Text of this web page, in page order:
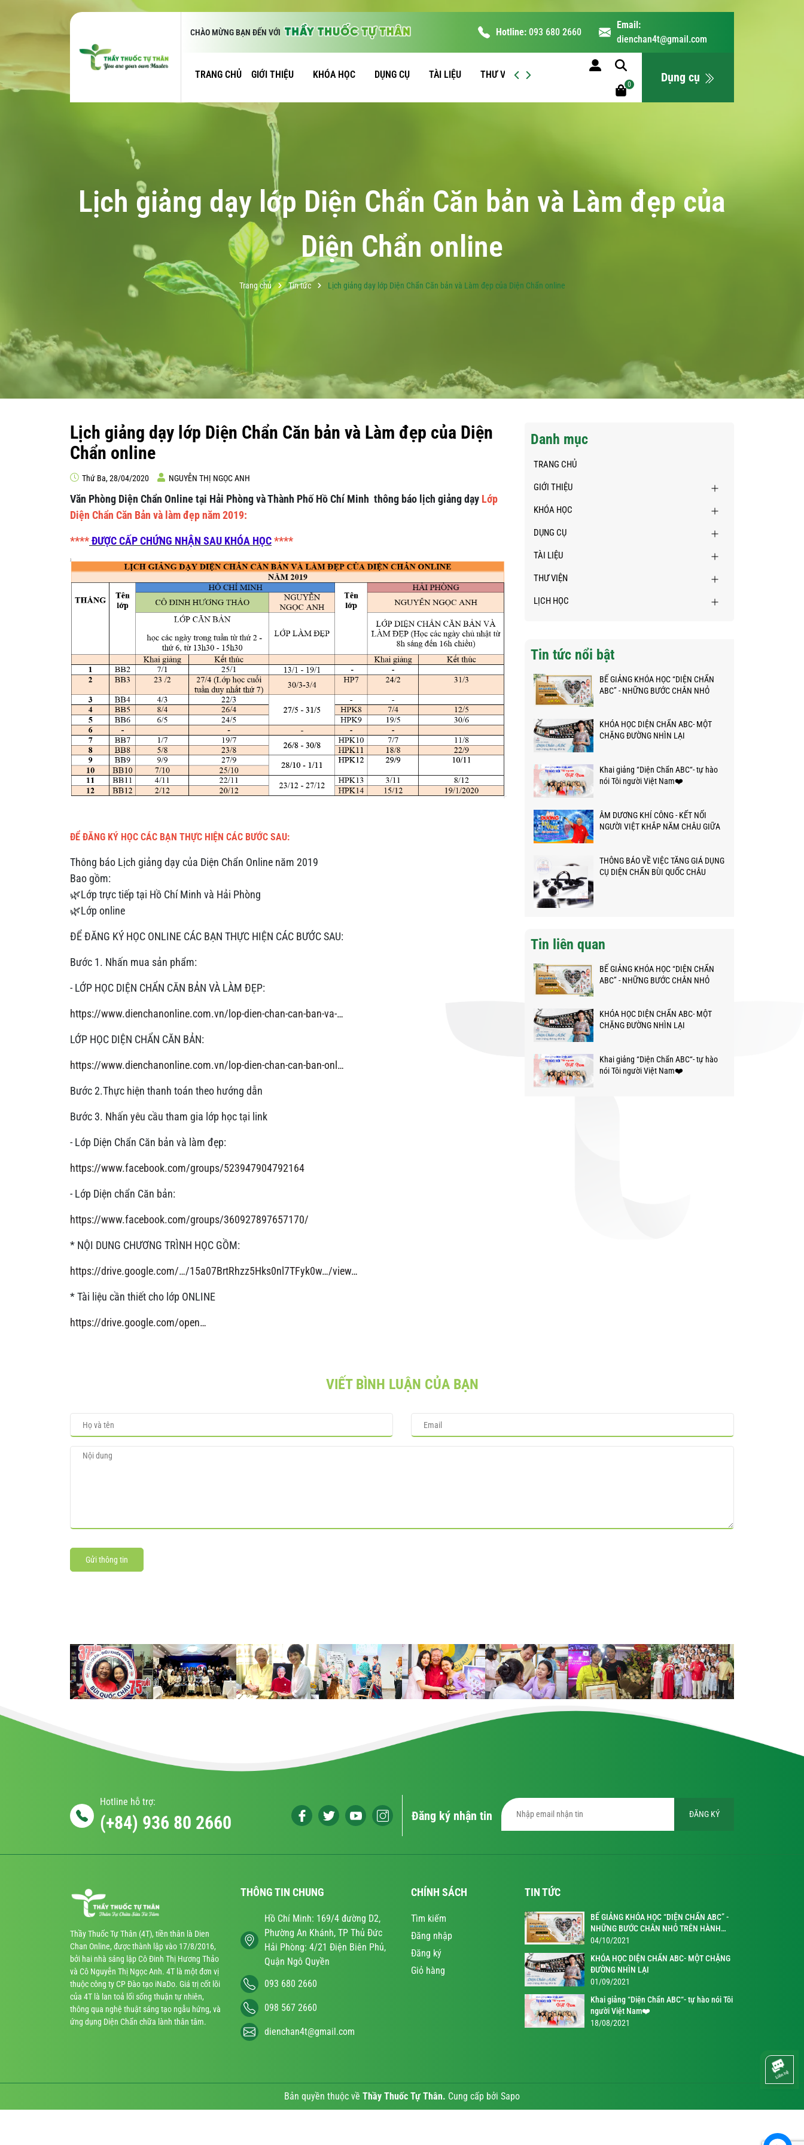
CHÀO MỪNG BẠN ĐẾN VỚI Hotline: 093 680 2660
Email:
dienchan4t@gmail.com
TRANG CHỦ GIỚI THIỆU KHÓA HỌC DỤNG CỤ TÀI LIỆU THƯ VIỆN
0 Dụng cụ
Lịch giảng dạy lớp Diện Chẩn Căn bản và Làm đẹp của
Diện Chẩn online
Trang chủ Tin tức Lịch giảng dạy lớp Diện Chẩn Căn bản và Làm đẹp của Diện Chẩn online
Lịch giảng dạy lớp Diện Chẩn Căn bản và Làm đẹp của Diện
Chẩn online
Thứ Ba, 28/04/2020 NGUYỄN THỊ NGỌC ANH
Văn Phòng Diện Chẩn Online tại Hải Phòng và Thành Phố Hồ Chí Minh thông báo lịch giảng dạy Lớp
Diện Chẩn Căn Bản và làm đẹp năm 2019:
****ĐƯỢC CẤP CHỨNG NHẬN SAU KHÓA HỌC****
ĐỂ ĐĂNG KÝ HỌC CÁC BẠN THỰC HIỆN CÁC BƯỚC SAU:
Thông báo Lịch giảng dạy của Diện Chẩn Online năm 2019
Bao gồm:
🌿Lớp trực tiếp tại Hồ Chí Minh và Hải Phòng
🌿Lớp online
ĐỂ ĐĂNG KÝ HỌC ONLINE CÁC BẠN THỰC HIỆN CÁC BƯỚC SAU:
Bước 1. Nhấn mua sản phẩm:
- LỚP HỌC DIỆN CHẨN CĂN BẢN VÀ LÀM ĐẸP:
https://www.dienchanonline.com.vn/lop-dien-chan-can-ban-va-…
LỚP HỌC DIỆN CHẨN CĂN BẢN:
https://www.dienchanonline.com.vn/lop-dien-chan-can-ban-onl…
Bước 2.Thực hiện thanh toán theo hướng dẫn
Bước 3. Nhấn yêu cầu tham gia lớp học tại link
- Lớp Diện Chẩn Căn bản và làm đẹp:
https://www.facebook.com/groups/523947904792164
- Lớp Diện chẩn Căn bản:
https://www.facebook.com/groups/360927897657170/
* NỘI DUNG CHƯƠNG TRÌNH HỌC GỒM:
https://drive.google.com/…/15a07BrtRhzz5Hks0nl7TFyk0w…/view…
* Tài liệu cần thiết cho lớp ONLINE
https://drive.google.com/open…
Danh mục
TRANG CHỦ
GIỚI THIỆU
KHÓA HỌC
DỤNG CỤ
TÀI LIỆU
THƯ VIỆN
LỊCH HỌC
Tin tức nổi bật
BẾ GIẢNG KHÓA HỌC “DIỆN CHẨN
ABC” - NHỮNG BƯỚC CHÂN NHỎ
KHÓA HỌC DIỆN CHẨN ABC- MỘT
CHẶNG ĐƯỜNG NHÌN LẠI
Khai giảng “Diện Chẩn ABC“- tự hào
nói Tôi người Việt Nam❤️
ÂM DƯƠNG KHÍ CÔNG - KẾT NỐI
NGƯỜI VIỆT KHẮP NĂM CHÂU GIỮA
THÔNG BÁO VỀ VIỆC TĂNG GIÁ DỤNG
CỤ DIỆN CHẨN BÙI QUỐC CHÂU
Tin liên quan
BẾ GIẢNG KHÓA HỌC “DIỆN CHẨN
ABC” - NHỮNG BƯỚC CHÂN NHỎ
KHÓA HỌC DIỆN CHẨN ABC- MỘT
CHẶNG ĐƯỜNG NHÌN LẠI
Khai giảng “Diện Chẩn ABC“- tự hào
nói Tôi người Việt Nam❤️
VIẾT BÌNH LUẬN CỦA BẠN
Gửi thông tin
Hotline hỗ trợ:
(+84) 936 80 2660 Đăng ký nhận tin ĐĂNG KÝ
Thầy Thuốc Tự Thân (4T), tiền thân là Dien
Chan Online, được thành lập vào 17/8/2016,
bởi hai nhà sáng lập Cô Đinh Thị Hương Thảo
và Cô Nguyễn Thị Ngọc Anh. 4T là một đơn vị
thuộc công ty CP Đào tạo iNaDo. Giá trị cốt lõi
của 4T là lan toả lối sống thuận tự nhiên,
thông qua nghệ thuật sáng tạo ngẫu hứng, và
ứng dụng Diện Chẩn chữa lành thân tâm.
THÔNG TIN CHUNG
Hồ Chí Minh: 169/4 đường D2,
Phường An Khánh, TP Thủ Đức
Hải Phòng: 4/21 Điện Biên Phủ,
Quận Ngô Quyền
093 680 2660
098 567 2660
dienchan4t@gmail.com
CHÍNH SÁCH
Tìm kiếm
Đăng nhập
Đăng ký
Giỏ hàng
TIN TỨC
BẾ GIẢNG KHÓA HỌC “DIỆN CHẨN ABC” -
NHỮNG BƯỚC CHÂN NHỎ TRÊN HÀNH
TRÌNH KỲ DIỆU
04/10/2021
KHÓA HỌC DIỆN CHẨN ABC- MỘT CHẶNG
ĐƯỜNG NHÌN LẠI
01/09/2021
Khai giảng “Diện Chẩn ABC“- tự hào nói Tôi
người Việt Nam❤️
18/08/2021
Bản quyền thuộc về Thầy Thuốc Tự Thân. Cung cấp bởi Sapo